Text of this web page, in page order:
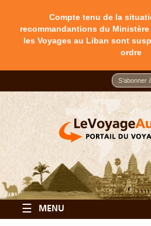
Compte tenu de la
recommandantions du
les Voyages au Liban sont
ordre
☰ MENU